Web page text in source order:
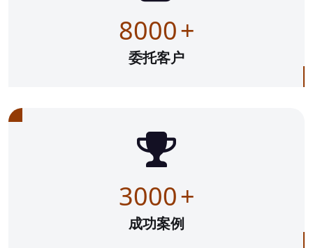
8000+
委托客户
3000+
成功案例